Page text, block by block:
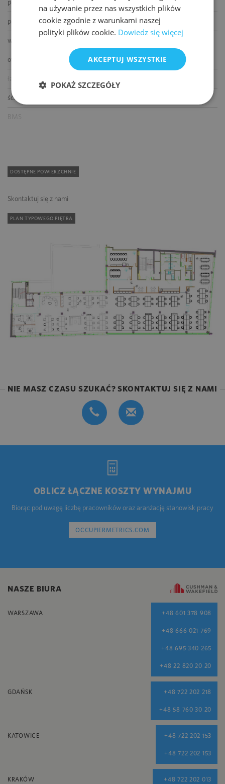
podnoszone podłogi
podwieszane sufity
wykładziny
otwierane okna
łącze światłowodowe
ścianki działowe
BMS
DOSTĘPNE POWIERZCHNIE
Skontaktuj się z nami
PLAN TYPOWEGO PIĘTRA
NIE MASZ CZASU SZUKAĆ? SKONTAKTUJ SIĘ Z NAMI
OBLICZ ŁĄCZNE KOSZTY WYNAJMU
Biorąc pod uwagę liczbę pracowników oraz aranżację stanowisk pracy
OCCUPIERMETRICS.COM
NASZE BIURA
WARSZAWA +48 601 378 908
+48 666 021 769
+48 695 340 265
+48 22 820 20 20
GDAŃSK +48 722 202 218
+48 58 760 30 20
KATOWICE +48 722 202 153
+48 722 202 153
KRAKÓW +48 722 202 013
na używanie przez nas wszystkich plików
cookie zgodnie z warunkami naszej
polityki plików cookie. Dowiedz się więcej
AKCEPTUJ WSZYSTKIE
POKAŻ SZCZEGÓŁY